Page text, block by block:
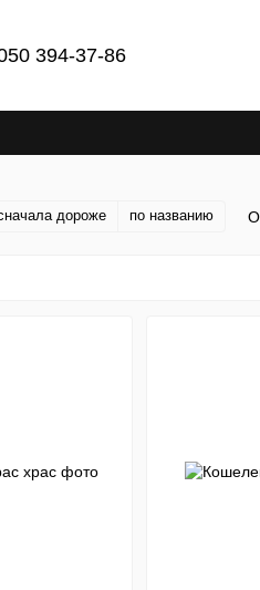
394-37-86
дороже по названию